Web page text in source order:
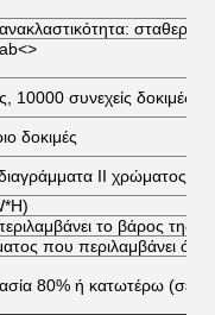
σταθερή
<>
10000 συνεχείς δοκιμές,
δοκιμές
ΙΙ χρώματος
το βάρος της
που περιλαμβάνει
80% ή κατωτέρω (σε